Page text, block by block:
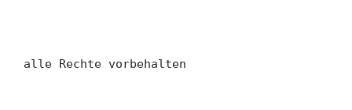
alle Rechte vorbehalten